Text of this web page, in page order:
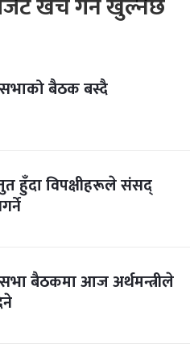
खर्च गर्न खुल्नेछ
बैठक बस्दै
हुँदा विपक्षीहरूले संसद्
बैठकमा आज अर्थमन्त्रीले